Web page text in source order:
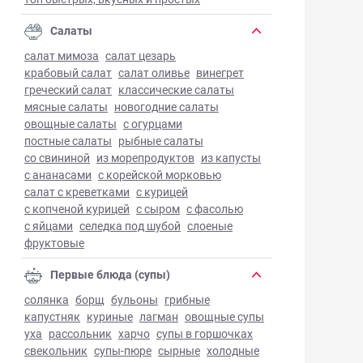
Салаты
салат мимоза салат цезарь
крабовый салат салат оливье винегрет
греческий салат классические салаты
мясные салаты новогодние салаты
овощные салаты с огурцами
постные салаты рыбные салаты
со свининой из морепродуктов из капусты
с ананасами с корейской морковью
салат с креветками с курицей
с копченой курицей с сыром с фасолью
с яйцами селедка под шубой слоеные
фруктовые
Первые блюда (супы)
солянка борщ бульоны грибные
капустняк куриные лагман овощные супы
уха рассольник харчо супы в горшочках
свекольник супы-пюре сырные холодные